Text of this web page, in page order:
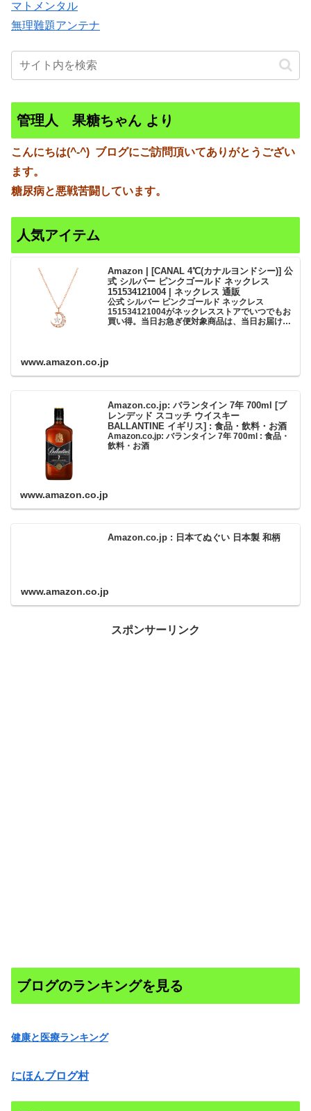
マトメンタル
無理難題アンテナ
管理人 果糖ちゃん より
こんにちは(^-^) ブログにご訪問頂いてありがとうござい
ます。
糖尿病と悪戦苦闘しています。
人気アイテム
Amazon | [CANAL 4℃(カナルヨンドシー)] 公
式 シルバー ピンクゴールド ネックレス
151534121004 | ネックレス 通販
公式 シルバー ピンクゴールド ネックレス
151534121004がネックレスストアでいつでもお
買い得。当日お急ぎ便対象商品は、当日お届け可
www.amazon.co.jp
Amazon.co.jp: バランタイン 7年 700ml [ブ
レンデッド スコッチ ウイスキー
BALLANTINE イギリス] : 食品・飲料・お酒
Amazon.co.jp: バランタイン 7年 700ml : 食品・
飲料・お酒
www.amazon.co.jp
Amazon.co.jp : 日本てぬぐい 日本製 和柄
www.amazon.co.jp
スポンサーリンク
ブログのランキングを見る
健康と医療ランキング
にほんブログ村